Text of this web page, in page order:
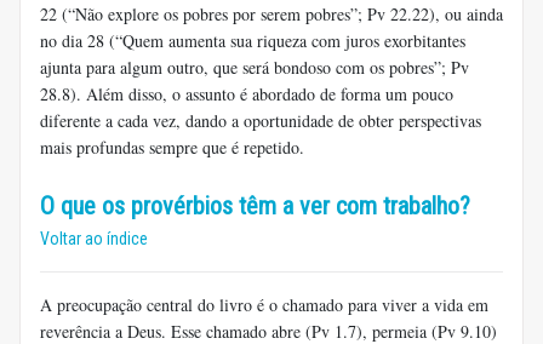
22 (“Não explore os pobres por serem pobres”; Pv 22.22), ou ainda
no dia 28 (“Quem aumenta sua riqueza com juros exorbitantes
ajunta para algum outro, que será bondoso com os pobres”; Pv
28.8). Além disso, o assunto é abordado de forma um pouco
diferente a cada vez, dando a oportunidade de obter perspectivas
mais profundas sempre que é repetido.
O que os provérbios têm a ver com trabalho?
Voltar ao índice
A preocupação central do livro é o chamado para viver a vida em
reverência a Deus. Esse chamado abre (Pv 1.7), permeia (Pv 9.10)